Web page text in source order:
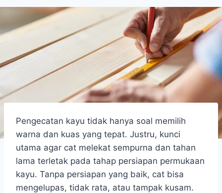
Pengecatan kayu tidak hanya soal memilih
warna dan kuas yang tepat. Justru, kunci
utama agar cat melekat sempurna dan tahan
lama terletak pada tahap persiapan permukaan
kayu. Tanpa persiapan yang baik, cat bisa
mengelupas, tidak rata, atau tampak kusam.